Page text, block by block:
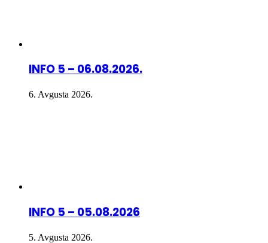
INFO 5 – 06.08.2026.
6. Avgusta 2026.
INFO 5 – 05.08.2026
5. Avgusta 2026.